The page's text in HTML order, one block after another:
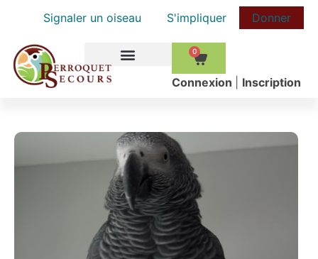
Signaler un oiseau S'impliquer Donner
0
Сonnexion Inscription